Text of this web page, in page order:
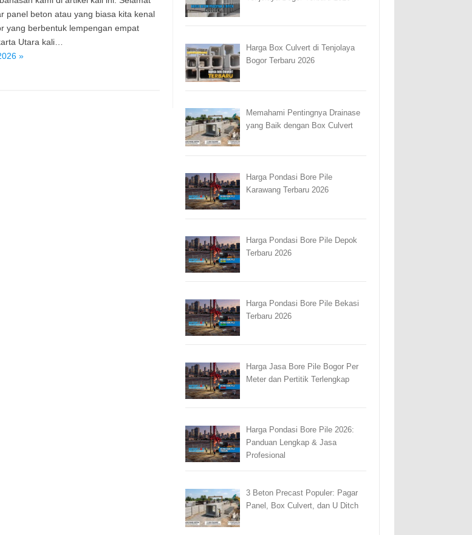
panel beton atau yang biasa kita kenal
yang berbentuk lempengan empat
Utara kali…
»
Harga Box Culvert di Tenjolaya
Bogor Terbaru 2026
Memahami Pentingnya Drainase
yang Baik dengan Box Culvert
Harga Pondasi Bore Pile
Karawang Terbaru 2026
Harga Pondasi Bore Pile Depok
Terbaru 2026
Harga Pondasi Bore Pile Bekasi
Terbaru 2026
Harga Jasa Bore Pile Bogor Per
Meter dan Pertitik Terlengkap
Harga Pondasi Bore Pile 2026:
Panduan Lengkap & Jasa
Profesional
3 Beton Precast Populer: Pagar
Panel, Box Culvert, dan U Ditch